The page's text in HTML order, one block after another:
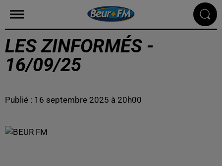
LES ZINFORMÉS -
16/09/25
Publié : 16 septembre 2025 à 20h00